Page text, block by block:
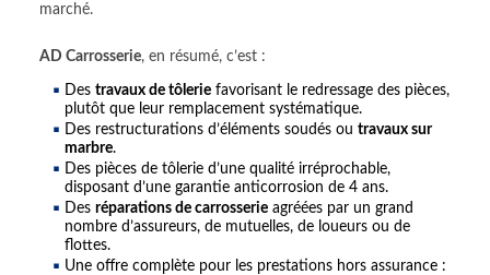
marché.
AD Carrosserie, en résumé, c’est :
Des travaux de tôlerie favorisant le redressage des pièces,
plutôt que leur remplacement systématique.
Des restructurations d’éléments soudés ou travaux sur
marbre.
Des pièces de tôlerie d’une qualité irréprochable,
disposant d’une garantie anticorrosion de 4 ans.
Des réparations de carrosserie agréées par un grand
nombre d’assureurs, de mutuelles, de loueurs ou de
flottes.
Une offre complète pour les prestations hors assurance :